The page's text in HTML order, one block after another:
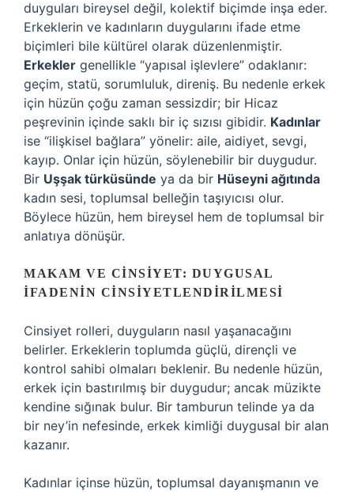
duyguları bireysel değil, kolektif biçimde inşa eder.
Erkeklerin ve kadınların duygularını ifade etme
biçimleri bile kültürel olarak düzenlenmiştir.
Erkekler genellikle “yapısal işlevlere” odaklanır:
geçim, statü, sorumluluk, direniş. Bu nedenle erkek
için hüzün çoğu zaman sessizdir; bir Hicaz
peşrevinin içinde saklı bir iç sızısı gibidir. Kadınlar
ise “ilişkisel bağlara” yönelir: aile, aidiyet, sevgi,
kayıp. Onlar için hüzün, söylenebilir bir duygudur.
Bir Uşşak türküsünde ya da bir Hüseyni ağıtında
kadın sesi, toplumsal belleğin taşıyıcısı olur.
Böylece hüzün, hem bireysel hem de toplumsal bir
anlatıya dönüşür.
MAKAM VE CINSIYET: DUYGUSAL
İFADENIN CINSIYETLENDIRILMESI
Cinsiyet rolleri, duyguların nasıl yaşanacağını
belirler. Erkeklerin toplumda güçlü, dirençli ve
kontrol sahibi olmaları beklenir. Bu nedenle hüzün,
erkek için bastırılmış bir duygudur; ancak müzikte
kendine sığınak bulur. Bir tamburun telinde ya da
bir ney’in nefesinde, erkek kimliği duygusal bir alan
kazanır.
Kadınlar içinse hüzün, toplumsal dayanışmanın ve